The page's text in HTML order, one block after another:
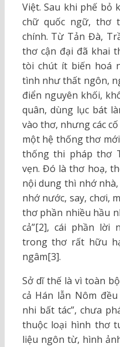
Việt. Sau khi phế bỏ
chữ quốc ngữ, thơ
chính. Từ Tản Đà,
thơ cận đại đã khai
tòi chút ít biến hoá
tình như thất ngôn,
điển nguyên khối,
quân, dùng lục bát
vào thơ, nhưng các
một hệ thống thơ
thống thi pháp thơ
vẹn. Đó là thơ hoạ,
nội dung thì nhớ
nhớ nước, say, chơi,
thơ phần nhiều hầu
cả”[2], cái phần lời
trong thơ rất hữu
ngâm[3].
Sở dĩ thế là vì toàn
cả Hán lẫn Nôm
nhi bất tác”, chưa
thuộc loại hình thơ
liệu ngôn từ, hình